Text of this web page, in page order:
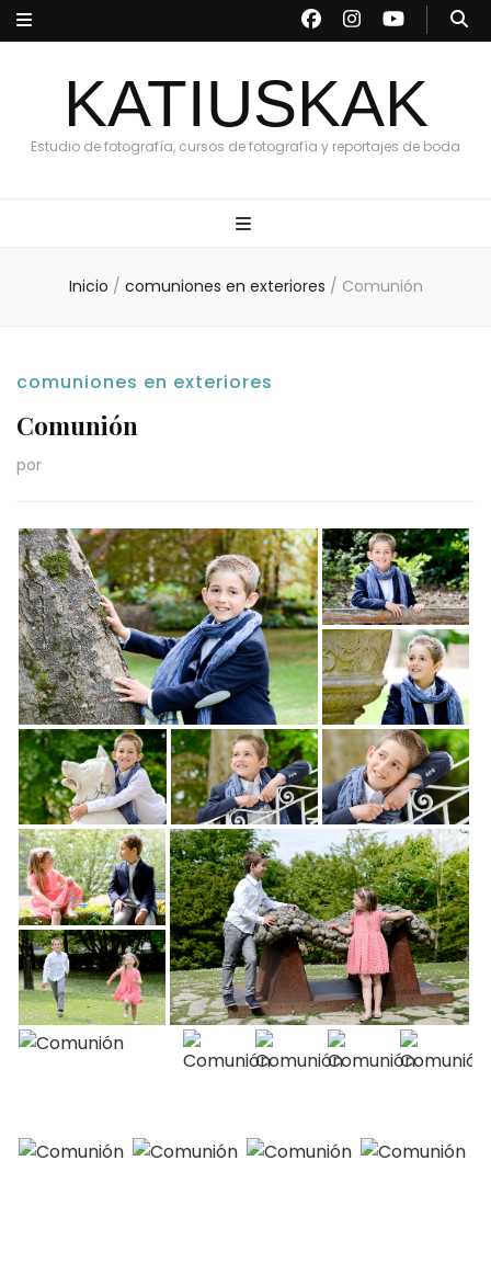
KATIUSKAK
Estudio de fotografía, cursos de fotografía y reportajes de boda
Inicio / comuniones en exteriores / Comunión
comuniones en exteriores
Comunión
por